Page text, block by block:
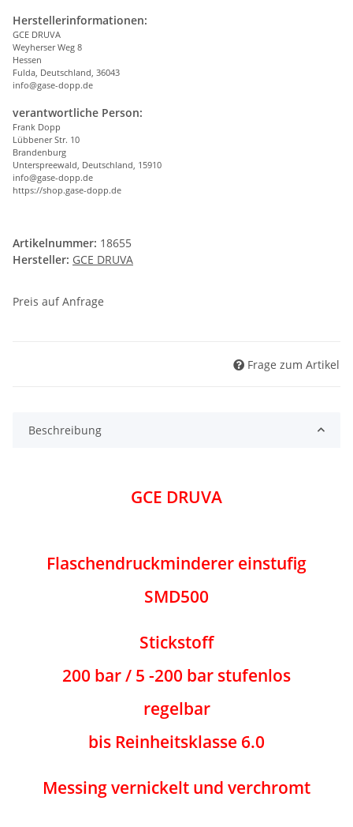
Herstellerinformationen:
GCE DRUVA
Weyherser Weg 8
Hessen
Fulda, Deutschland, 36043
info@gase-dopp.de
verantwortliche Person:
Frank Dopp
Lübbener Str. 10
Brandenburg
Unterspreewald, Deutschland, 15910
info@gase-dopp.de
https://shop.gase-dopp.de
Artikelnummer: 18655
Hersteller: GCE DRUVA
Preis auf Anfrage
Frage zum Artikel
Beschreibung
GCE DRUVA
Flaschendruckminderer einstufig
SMD500
Stickstoff
200 bar / 5 -200 bar stufenlos
regelbar
bis Reinheitsklasse 6.0
Messing vernickelt und verchromt